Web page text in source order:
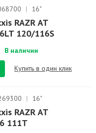
| 16"
RAZR AT
120/116S
В наличии
Купить в один клик
| 16"
RAZR AT
111T